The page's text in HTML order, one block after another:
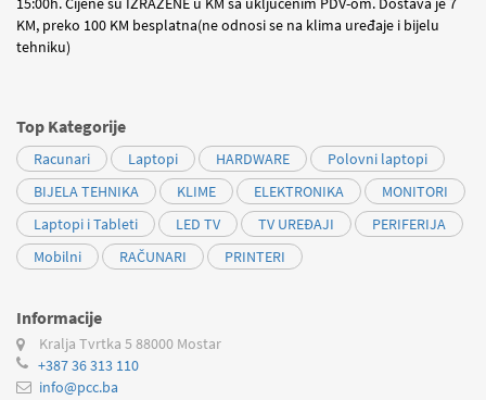
KM, preko 100 KM besplatna(ne odnosi se na klima uređaje i bijelu
tehniku)
Top Kategorije
Racunari Laptopi HARDWARE
Polovni laptopi
BIJELA TEHNIKA
KLIME ELEKTRONIKA
MONITORI
Laptopi i Tableti
LED TV TV UREĐAJI
PERIFERIJA
Mobilni
RAČUNARI PRINTERI
Informacije
Kralja Tvrtka 5 88000 Mostar
+387 36 313 110
info@pcc.ba